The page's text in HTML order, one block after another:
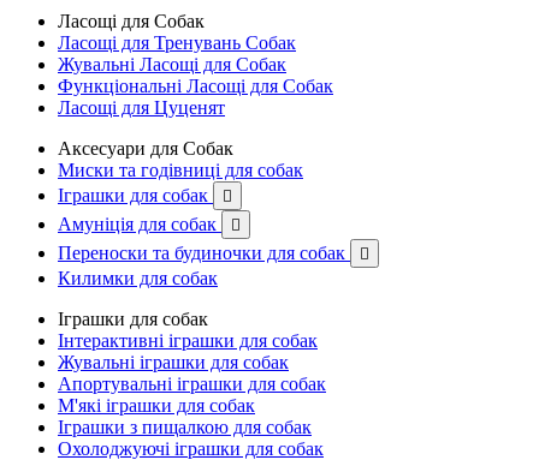
Ласощі для Собак
Ласощі для Тренувань Собак
Жувальні Ласощі для Собак
Функціональні Ласощі для Собак
Ласощі для Цуценят
Аксесуари для Собак
Миски та годівниці для собак
Іграшки для собак

Амуніція для собак 
Переноски та будиночки для собак 
Килимки для собак
Іграшки для собак
Інтерактивні іграшки для собак
Жувальні іграшки для собак
Апортувальні іграшки для собак
М'які іграшки для собак
Іграшки з пищалкою для собак
Охолоджуючі іграшки для собак